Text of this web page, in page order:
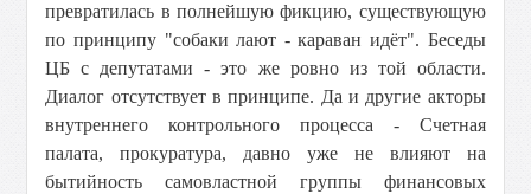
превратилась в полнейшую фикцию, существующую
по принципу "собаки лают - караван идёт". Беседы
ЦБ с депутатами - это же ровно из той области.
Диалог отсутствует в принципе. Да и другие акторы
внутреннего контрольного процесса - Счетная
палата, прокуратура, давно уже не влияют на
бытийность самовластной группы финансовых